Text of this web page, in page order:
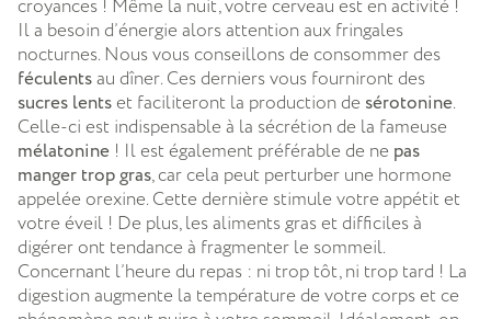
croyances ! Même la nuit, votre cerveau est en activité !
Il a besoin d’énergie alors attention aux fringales
nocturnes. Nous vous conseillons de consommer des
féculentsau dîner. Ces derniers vous fourniront des
sucres lentset faciliteront la production de sérotonine.
Celle-ci est indispensable à la sécrétion de la fameuse
mélatonine ! Il est également préférable de ne pas
manger trop gras, car cela peut perturber une hormone
appelée orexine. Cette dernière stimule votre appétit et
votre éveil ! De plus, les aliments gras et difficiles à
digérer ont tendance à fragmenter le sommeil.
Concernant l’heure du repas : ni trop tôt, ni trop tard ! La
digestion augmente la température de votre corps et ce